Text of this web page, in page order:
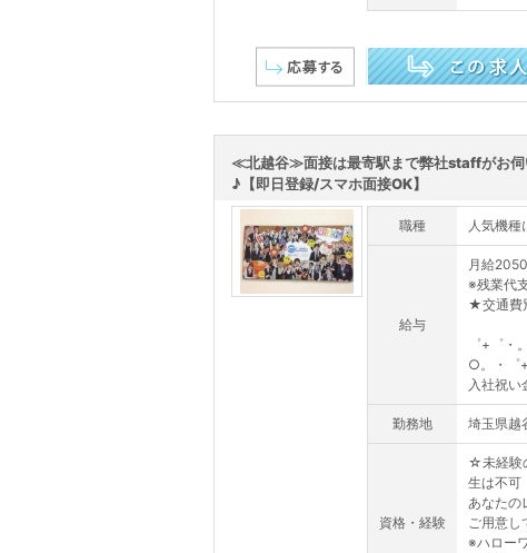
≪北越谷≫面接は最寄駅まで弊社staffがお伺
♪【即日登録/スマホ面接OK】
職種 人気機種
給与
月給
※残業代
★交通費
゜+゜・
○。・゜
入社祝い
勤務地 埼玉県越
資格・経験
☆未経験
生は不可
あなたの
ご用意し
※ハロー